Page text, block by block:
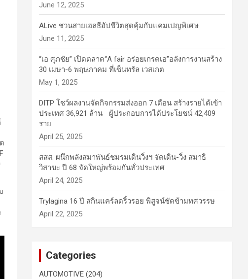
June 12, 2025
ALive ชวนสายเฮลธีอัปชีวิตสุดคุ้มกับแคมเปญพิเศษ
June 11, 2025
“เอ ศุภชัย” เปิดตลาด“A fair อร่อยเกรดเอ”อลังการงานสร้าง
30 เมษา-6 พฤษภาคม ที่เซ็นทรัล เวสเกต
May 1, 2025
DITP โชว์ผลงานจัดกิจกรรมส่งออก 7 เดือน สร้างรายได้เข้า
ประเทศ 36,921 ล้าน ผู้ประกอบการได้ประโยชน์ 42,409
ราย
April 25, 2025
สสส. ผนึกพลังสมาพันธ์ชมรมเดินวิ่งฯ จัดเดิน-วิ่ง สมาธิ
วิสาขะ ปี 68 จัดใหญ่พร้อมกันทั่วประเทศ
April 24, 2025
Trylagina 16 ปี สกินแคร์ลดริ้วรอย พิสูจน์ชัดข้ามทศวรรษ
April 22, 2025
Categories
AUTOMOTIVE (204)